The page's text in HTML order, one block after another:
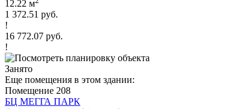
12.22 м
1 372.51 руб.
!
16 772.07 руб.
!
Занято
Еще помещения в этом здании:
Помещение 208
БЦ МЕГГА ПАРК